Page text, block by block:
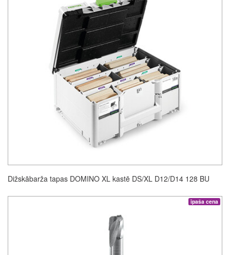
Dižskābarža tapas DOMINO XL kastē DS/XL D12/D14 128 BU
īpaša cena